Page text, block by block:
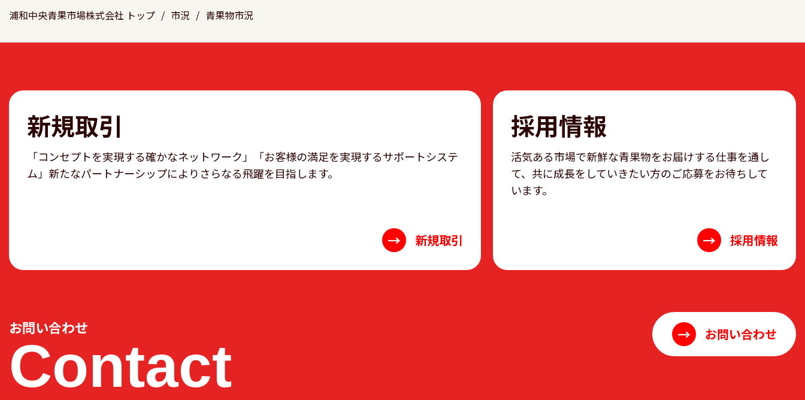
浦和中央青果市場株式会社 トップ / 市況 / 青果物市況
新規取引
「コンセプトを実現する確かなネットワーク」「お客様の満足を実現するサポートシステ
ム」新たなパートナーシップによりさらなる飛躍を目指します。
→ 新規取引
採用情報
活気ある市場で新鮮な青果物をお届けする仕事を通し
て、共に成長をしていきたい方のご応募をお待ちして
います。
→ 採用情報
お問い合わせ
Contact → お問い合わせ